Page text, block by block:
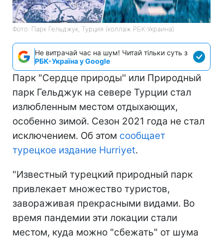
Фото: Парк Гельджук, Турция (коллаж РБК-Украина)
Не витрачай час на шум! Читай тільки суть з
РБК-Україна у Google
Парк "Сердце природы'' или Природный
парк Гельджук на севере Турции стал
излюбленным местом отдыхающих,
особенно зимой. Сезон 2021 года не стал
исключением. Об этом сообщает
турецкое издание Hurriyet.
"Известный турецкий природный парк
привлекает множество туристов,
завораживая прекрасными видами. Во
время пандемии эти локации стали
местом, куда можно "сбежать" от шума